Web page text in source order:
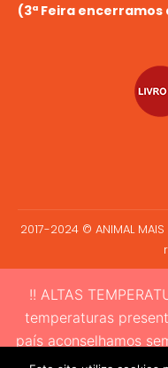
(3ª Feira encerramos
2017-2024 © ANIMAL
!! ALTAS
temperaturas
país aconselhamos
EXPRESSO sempre